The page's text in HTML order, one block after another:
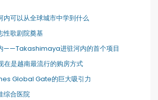
内可以从全球城市中学到什么
性歌剧院奠基
——Takashimaya进驻河内的首个项目
是越南最流行的购房方式
Global Gate的巨大吸引力
综合医院